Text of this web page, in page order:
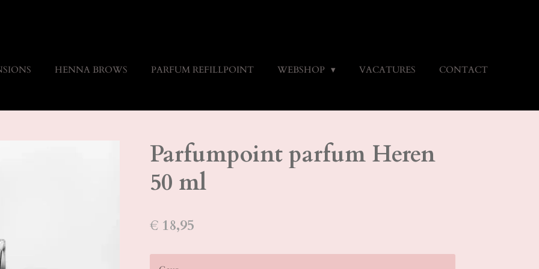
HENNA BROWS PARFUM REFILLPOINT WEBSHOP VACATURES CONTACT
Parfumpoint parfum Heren
50 ml
€ 18,95